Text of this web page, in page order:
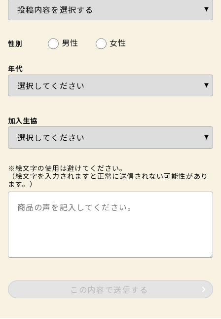
性別 男性 女性
年代
加入生協
※絵文字の使用は避けてください。
（絵文字を入力されますと正常に送信されない可能性があり
ます。）
この内容で送信する